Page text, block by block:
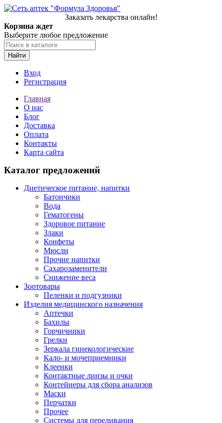
Заказать лекарства онлайн!
Корзина ждет
Выберите любое предложение
Найти
Вход
Регистрация
Главная
О нас
Блог
Доставка
Оплата
Контакты
Карта сайта
Каталог предложений
Диетическое питание, напитки
Батончики
Вода
Гематогены
Здоровое питание
Злаки
Конфеты
Мюсли
Прочие напитки
Сахарозаменители
Снижение веса
Зоотовары
Пеленки и подгузники
Изделия медицинского назначения
Аптечки
Бахилы
Горчичники
Грелки
Зеркала гинекологические
Кало- и мочеприемники
Клеенки
Контактные линзы и очки
Контейнеры для сбора анализов
Маски
Перчатки
Прочее
Системы для переливания